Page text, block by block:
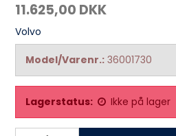
11.625,00 DKK
Volvo
Model/Varenr.: 36001730
Lagerstatus: Ikke på lager